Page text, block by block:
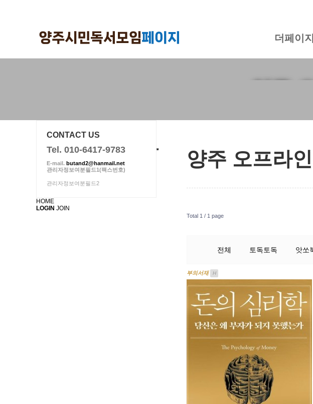
더페이지
하위분류 하위분류
양주 오프라
Total 1 / 1 page
전체 토독토독 앗쏘
부의서재 H
CONTACT US
Tel. 010-6417-9783
E-mail. butand2@hanmail.net
관리자정보여분필드1(팩스번호)
관리자정보여분필드2
HOME
LOGIN JOIN